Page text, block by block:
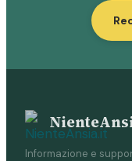
Informazione e